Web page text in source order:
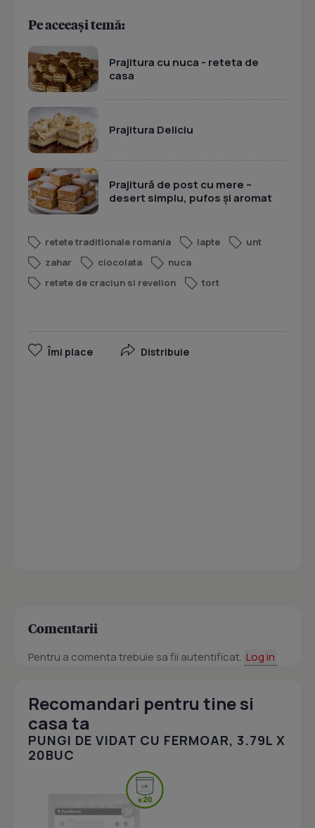
Pe aceeași temă:
Prajitura cu nuca - reteta de
casa
Prajitura Deliciu
Prajitură de post cu mere –
desert simplu, pufos și aromat
retete traditionale romania lapte
unt
zahar
ciocolata
nuca
retete de craciun si revelion
tort
Îmi place Distribuie
Comentarii
Pentru a comenta trebuie sa fii autentificat. Log in
Recomandari pentru tine si
casa ta
PUNGI DE VIDAT CU FERMOAR, 3.79L X
20BUC